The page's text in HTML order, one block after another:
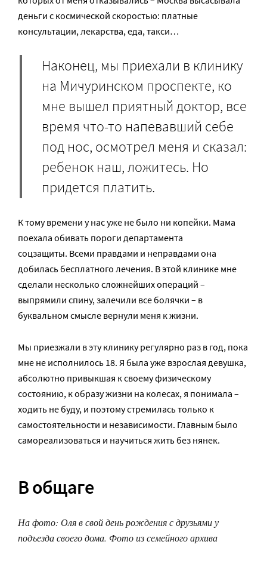
деньги с космической скоростью: платные
консультации, лекарства, еда, такси…
Наконец, мы приехали в клинику
на Мичуринском проспекте, ко
мне вышел приятный доктор, все
время что-то напевавший себе
под нос, осмотрел меня и сказал:
ребенок наш, ложитесь. Но
придется платить.
К тому времени у нас уже не было ни копейки. Мама
поехала обивать пороги департамента
соцзащиты. Всеми правдами и неправдами она
добилась бесплатного лечения. В этой клинике мне
сделали несколько сложнейших операций –
выпрямили спину, залечили все болячки – в
буквальном смысле вернули меня к жизни.
Мы приезжали в эту клинику регулярно раз в год, пока
мне не исполнилось 18. Я была уже взрослая девушка,
абсолютно привыкшая к своему физическому
состоянию, к образу жизни на колесах, я понимала –
ходить не буду, и поэтому стремилась только к
самостоятельности и независимости. Главным было
самореализоваться и научиться жить без нянек.
В общаге
На фото: Оля в свой день рождения с друзьями у
подъезда своего дома. Фото из семейного архива